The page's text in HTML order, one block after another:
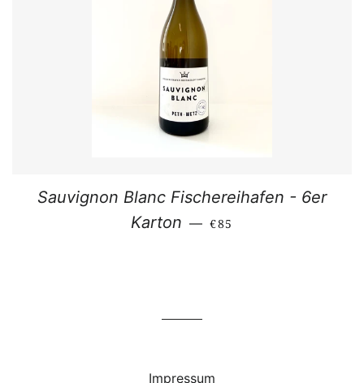
Sauvignon Blanc Fischereihafen - 6er
Karton — NORMALER PREIS
€85
Impressum